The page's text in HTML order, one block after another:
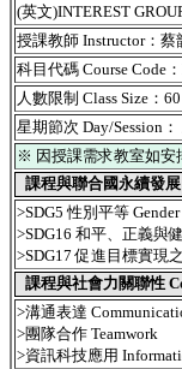
(英文)INTEREST
授課教師 Instructor：蔡
科目代碼 Course Code
人數限制 Class Size：60
星期節次 Day/Session
※ 因授課需求教室如安
課程與聯合國永續發展
>SDG5 性別平等
>SDG16 和平、正義與
>SDG17 促進目標實現
課程與社會力關聯性
>溝通表達
>團隊合作 Teamwork
>資訊科技應用